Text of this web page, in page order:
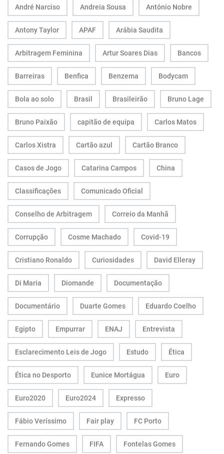
André Narciso Andreia Sousa António Nobre
Antony Taylor APAF Arábia Saudita
Arbitragem Feminina Artur Soares Dias Bancos
Barreiras Benfica Benzema Bodycam
Bola ao solo Brasil Brasileirão Bruno Lage
Bruno Paixão capitão de equipa Carlos Matos
Carlos Xistra Cartão azul Cartão Branco
Casos de Jogo Catarina Campos China
Classificações Comunicado Oficial
Conselho de Arbitragem Correio da Manhã
Corrupção Cosme Machado Covid-19
Cristiano Ronaldo Curiosidades David Elleray
Di Maria Diomande Documentação
Documentário Duarte Gomes Eduardo Coelho
Egipto Empurrar ENAJ Entrevista
Esclarecimento Leis de Jogo Estudo Ética
Ética no Desporto Eunice Mortágua Euro
Euro2020 Euro2024 Expresso
Fábio Veríssimo Fair play FC Porto
Fernando Gomes FIFA Fontelas Gomes